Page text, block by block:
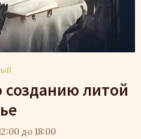
созданию литой
до 18:00